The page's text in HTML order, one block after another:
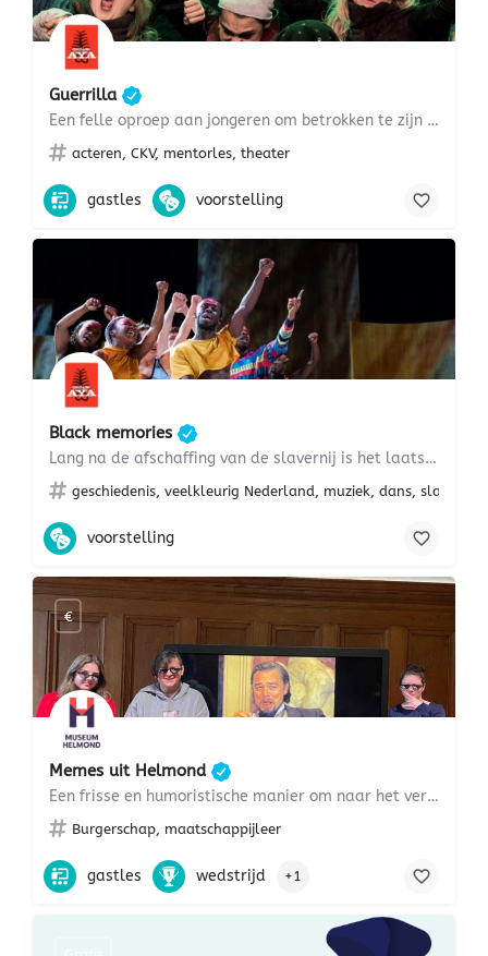
Guerrilla
Een felle oproep aan jongeren om betrokken te zijn bij de wereld
acteren, CKV, mentorles, theater
gastles voorstelling
Black memories
Lang na de afschaffing van de slavernij is het laatste woord er nog niet over gezegd. Misschien is de…
geschiedenis, veelkleurig Nederland, muziek, dans,
voorstelling
Memes uit Helmond
Een frisse en humoristische manier om naar het verleden en het heden te kijken.
Burgerschap, maatschappijleer
€
gastles wedstrijd +1